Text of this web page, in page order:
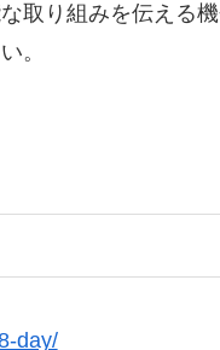
取り組みを伝える
。
day/